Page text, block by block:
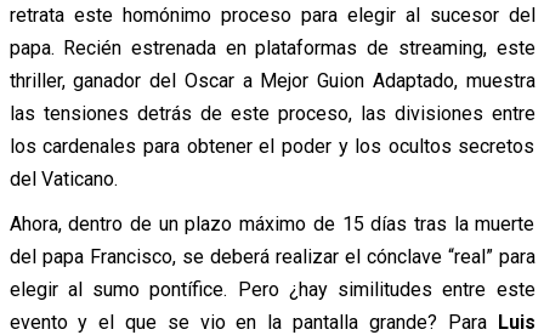
retrata este homónimo proceso para elegir al sucesor del
papa. Recién estrenada en plataformas de streaming, este
thriller, ganador del Oscar a Mejor Guion Adaptado, muestra
las tensiones detrás de este proceso, las divisiones entre
los cardenales para obtener el poder y los ocultos secretos
del Vaticano.
Ahora, dentro de un plazo máximo de 15 días tras la muerte
del papa Francisco, se deberá realizar el cónclave “real” para
elegir al sumo pontífice. Pero ¿hay similitudes entre este
evento y el que se vio en la pantalla grande? Para Luis